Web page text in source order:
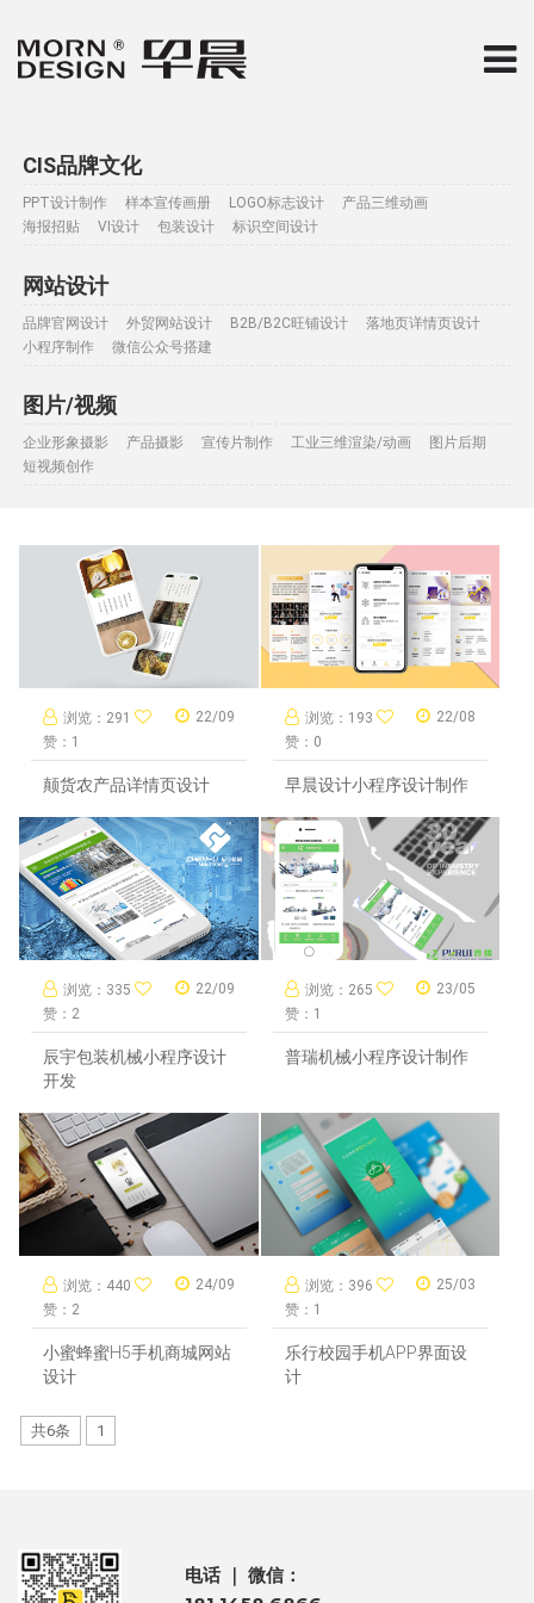
CIS品牌文化
PPT设计制作 样本宣传画册 LOGO标志设计
产品三维动画
海报招贴
VI设计 包装设计 标识空间设计
网站设计
品牌官网设计 外贸网站设计 B2B/B2C旺铺设计
落地页详情页设计
小程序制作
微信公众号搭建
图片/视频
企业形象摄影 产品摄影 宣传片制作 工业三维渲染/动画
图片后期
短视频创作
浏览：291
赞：1
22/09
颠货农产品详情页设计
浏览：193
赞：0
22/08
早晨设计小程序设计制作
浏览：335
赞：2
22/09
辰宇包装机械小程序设计
开发
浏览：265
赞：1
23/05
普瑞机械小程序设计制作
浏览：440
赞：2
24/09
小蜜蜂蜜H5手机商城网站
设计
浏览：396
赞：1
25/03
乐行校园手机APP界面设
计
共6条 1
电话 ｜ 微信：